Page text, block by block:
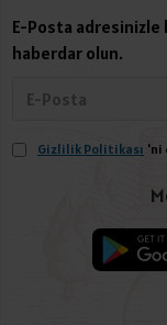
E-Posta
haberdar olun.
Gizlilik Politikası 'ni